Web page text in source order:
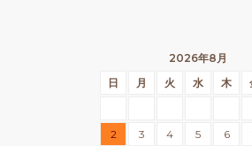
2026年8月
日
月 火 水 木
2
3 4 5 6